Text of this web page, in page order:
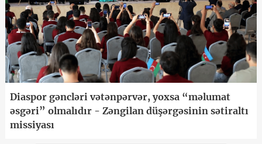
Diaspor gəncləri vətənpərvər, yoxsa “məlumat
əsgəri” olmalıdır - Zəngilan düşərgəsinin sətiraltı
missiyası